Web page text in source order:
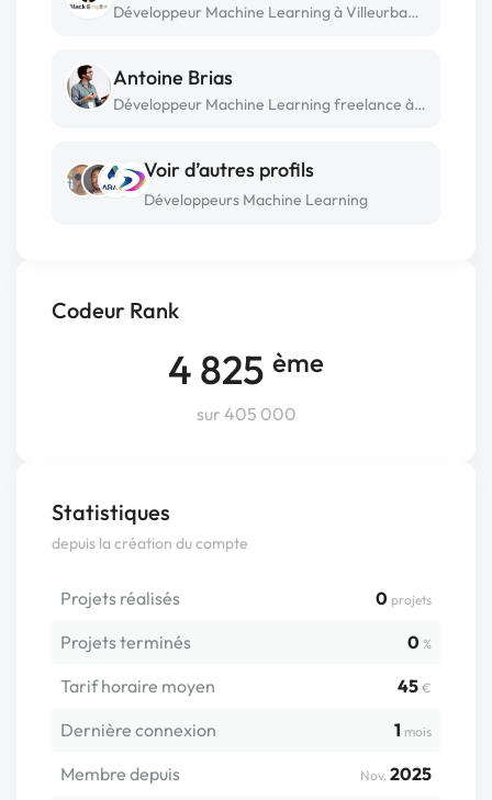
Codeur Rank
4 825 ème
sur 405 000
Statistiques
depuis la création du compte
Projets réalisés 0 projets
Projets terminés 0 %
Tarif horaire moyen 45 €
Dernière connexion 1 mois
Membre depuis Nov. 2025
Développeur Machine Learning à Villeurbanne
Antoine Brias
Développeur Machine Learning freelance à Lyon
Voir d’autres profils
Développeurs Machine Learning